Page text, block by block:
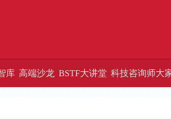
库 高端沙龙 BSTF大讲堂 科技咨询师大